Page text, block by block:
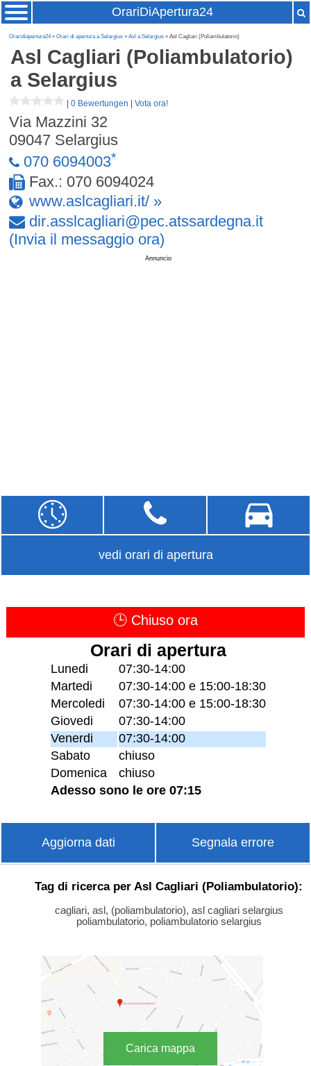
OrariDiApertura24
Oraridiapertura24»Orari di apertura a Selargius »Asl a Selargius » Asl Cagliari (Poliambulatorio)
Asl Cagliari (Poliambulatorio)
a Selargius
|0 Bewertungen |Vota ora!
Via Mazzini 32
09047 Selargius
070 6094003*
Fax.: 070 6094024
www.aslcagliari.it/ »
dir.asslcagliari@pec.atssardegna.it
(Invia il messaggio ora)
Annuncio
vedi orari di apertura
🕒 Chiuso ora
Orari di apertura
Lunedi
07:30-14:00
Martedi
07:30-14:00 e 15:00-18:30
Mercoledi
07:30-14:00 e 15:00-18:30
Giovedi
07:30-14:00
Venerdi
07:30-14:00
Sabato
chiuso
Domenica
chiuso
Adesso sono le ore 07:15
Aggiorna dati Segnala errore
Tag di ricerca per Asl Cagliari (Poliambulatorio):
cagliari, asl, (poliambulatorio), asl cagliari selargius
poliambulatorio, poliambulatorio selargius
Carica mappa